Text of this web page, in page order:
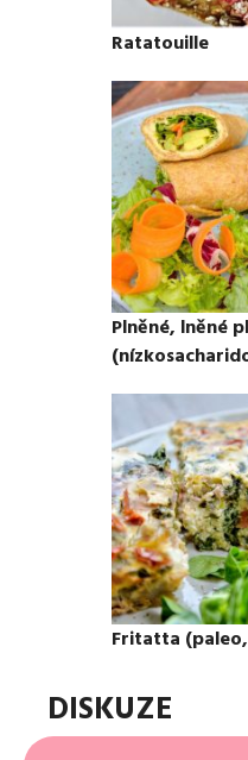
Ratatouille
Plněné, lněné
Fritatta
DISKUZE